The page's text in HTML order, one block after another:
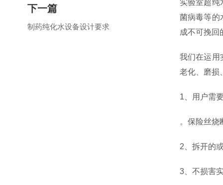
实验室超纯
菌病毒等的
成不可挽
我们在运用
老化、磨损
1、用户需
。保险丝
2、拆开的
3、不损害
下一篇
制药纯化水设备设计要求